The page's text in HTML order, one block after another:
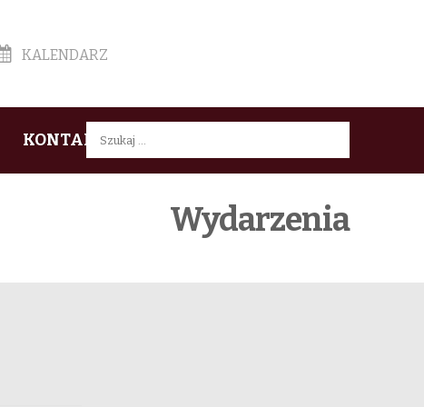
KALENDARZ
KONTAKTSzukaj:
Wydarzenia